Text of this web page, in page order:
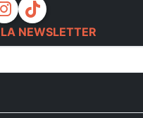
tiktok
NEWSLETTER